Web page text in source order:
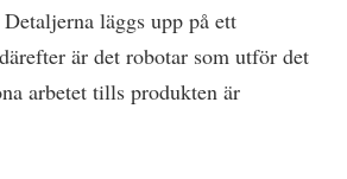
läggs upp på ett
är det robotar som utför det
arbetet tills produkten är